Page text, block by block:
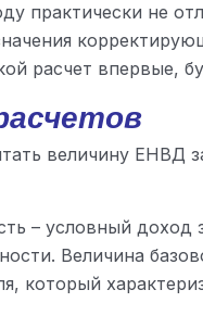
практически не
расчет впервые,
величину ЕНВД
– условный доход
Величина
который